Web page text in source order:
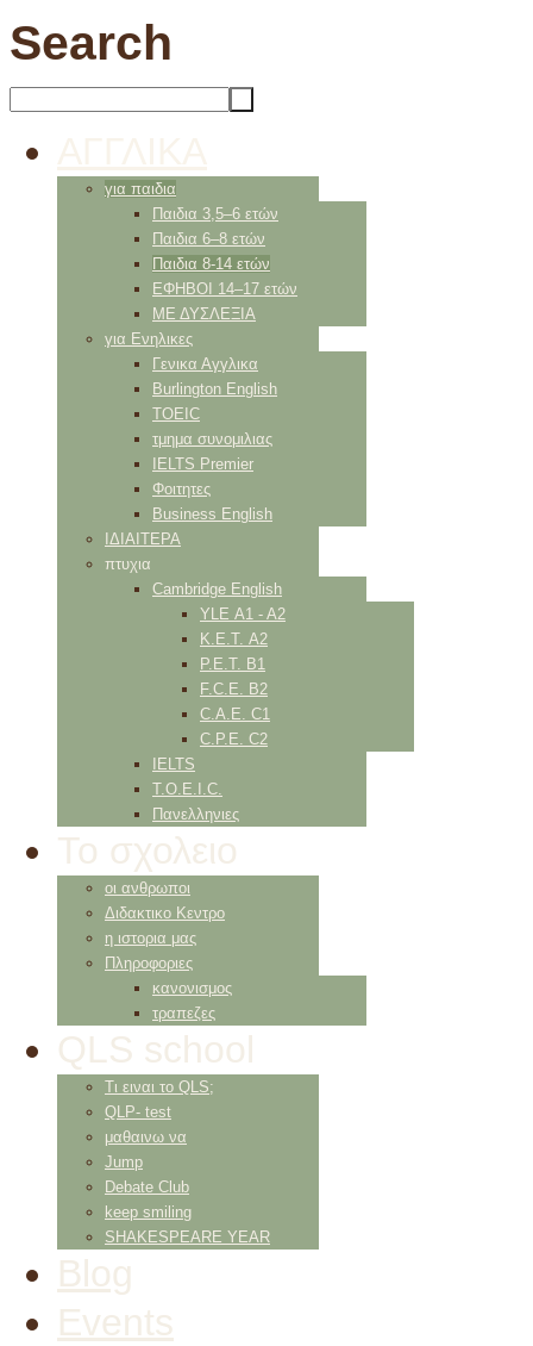
Search
για παιδια
Παιδια 3,5–6 ετών
Παιδια 6–8 ετών
Παιδια 8-14 ετών
ΕΦΗΒΟΙ 14–17 ετών
ΜΕ ΔΥΣΛΕΞΙΑ
για Ενηλικες
Γενικα Αγγλικα
Burlington English
TOEIC
τμημα συνομιλιας
IELTS Premier
Φοιτητες
Business English
ΙΔΙΑΙΤΕΡΑ
πτυχια
Cambridge English
YLE Α1 - Α2
K.E.T. Α2
P.E.T. Β1
F.C.E. Β2
C.A.E. C1
C.P.E. C2
IELTS
Τ.Ο.Ε.Ι.C.
Πανελληνιες
Το σχολειο
οι ανθρωποι
Διδακτικο Κεντρο
η ιστορια μας
Πληροφοριες
κανονισμος
τραπεζες
QLS school
Τι ειναι το QLS;
QLP- test
μαθαινω να
Jump
Debate Club
keep smiling
SHAKESPEARE YEAR
Blog
Events